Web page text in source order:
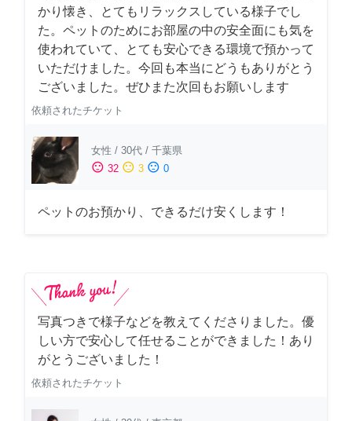
かり懐き、とてもリラックスしている様子でし
た。ペットのためにお部屋の中の安全面にも気を
使われていて、とても安心できる環境で預かって
いただけました。今回も本当にどうもありがとう
ございました。ぜひまた次回もお願いします
依頼されたチケット
女性 / 30代 / 千葉県
sentiment_satisfied 32 sentiment_neutral 3 sentiment_dissatisfied 0
ペットのお預かり、できるだけ安くします！
写真つきで様子などを教えてくださりました。優
しい方で安心して任せることができました！あり
がとうございました！
依頼されたチケット